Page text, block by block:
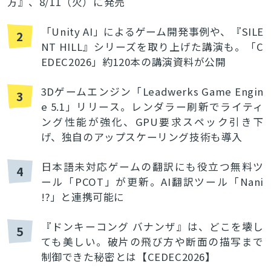
2
「Unity AI」によるゲーム開発事例や、『SILE
NT HILL』シリーズを取り上げた講演も。「C
EDEC2026」約120本の講演資料が公開
3
3Dゲームエンジン「Leadwerks Game Engin
e 5.1」リリース。レンダラー刷新でライティ
ング性能が強化、GPU要求スペック引き下
げ、独自のアップスケーリング技術も導入
4
日本語未対応ゲームの翻訳にも役立つ無料ツ
ール「PCOT」が更新。AI翻訳ツール「Nani
!?」と連携可能に
5
『ドンキーコング バナンザ』は、どこを壊し
ても美しい。破片の飛び方や断面の描写まで
制御できた秘密とは【CEDEC2026】